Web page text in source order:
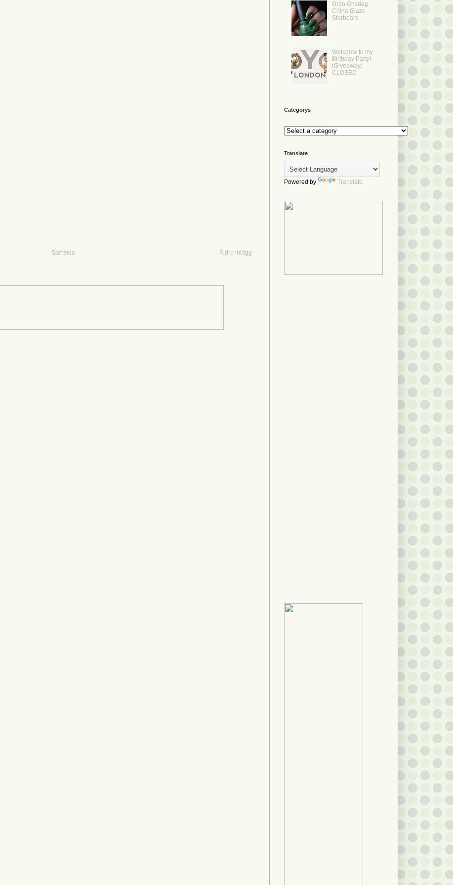
Äldre inlägg
Startsida
Grön Onsdag -
China Glaze
Starboard
Welcome to my
Birthday Party!
(Giveaway)
CLOSED
Categorys
Translate
Powered by Translate